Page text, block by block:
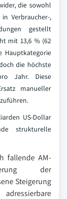
die sowohl
Verbraucher-,
gestellt
mit 13,6 % (62
Hauptkategorie
die höchste
Jahr. Diese
manueller
US-Dollar
strukturelle
fallende AM-
der
Steigerung